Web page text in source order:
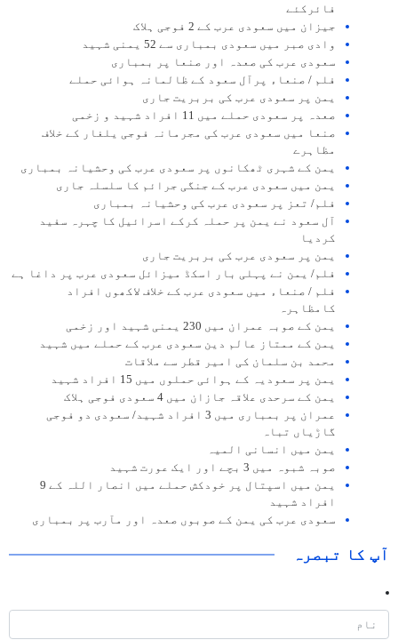
فائرکئے
جیزان میں سعودی عرب کے 2 فوجی ہلاک
وادی صبر میں سعودی بمباری سے 52 یمنی شہید
سعودی عرب کی صعدہ اور صنعا پر بمباری
فلم / صنعاء پرآل سعود کے ظالمانہ ہوائی حملے
یمن پر سعودی عرب کی بربریت جاری
صعدہ پر سعودی حملے میں 11 افراد شہید و زخمی
صنعا میں سعودی عرب کی مجرمانہ فوجی یلغار کے خلاف
مظاہرے
یمن کے شہری ٹھکانوں پر سعودی عرب کی وحشیانہ بمباری
یمن میں سعودی عرب کے جنگی جرائم کا سلسلہ جاری
فلم/ تعز پر سعودی عرب کی وحشیانہ بمباری
آل سعود نے یمن پر حملہ کرکے اسرائیل کا چہرہ سفید
کردیا
یمن پر سعودی عرب کی بربریت جاری
فلم/ یمن نے پہلی بار اسکڈ میزائل سعودی عرب پر داغا ہے
فلم / صنعاء میں سعودی عرب کے خلاف لاکھوں افراد
کامظاہرہ
یمن کے صوبہ عمران میں 230 یمنی شہید اور زخمی
یمن کے ممتاز عالم دین سعودی عرب کے حملے میں شہید
محمد بن سلمان کی امیر قطر سے ملاقات
یمن پر سعودیہ کے ہوائی حملوں میں 15 افراد شہید
یمن کے سرحدی علاقہ جازان میں 4 سعودی فوجی ہلاک
عمران پر بمباری میں 3 افراد شہید/ سعودی دو فوجی
گاڑياں تباہ
یمن میں انسانی المیہ
صوبہ شبوہ میں 3 بچے اور ایک عورت شہید
یمن میں اسپتال پر خودکش حملے میں انصار اللہ کے 9
افراد شہید
سعودی عرب کی یمن کے صوبوں صعدہ اور مآرب پر بمباری
آپ کا تبصرہ